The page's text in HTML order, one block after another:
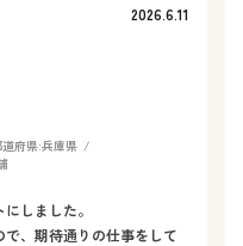
2026.6.11
道府県:兵庫県
しました。
、期待通りの仕事をして